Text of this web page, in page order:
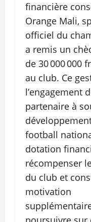
financière
Orange Mali,
officiel du
a remis un
de 30 000 000
au club. Ce
l’engagement
partenaire à
football
dotation
récompenser
du club et
motivation